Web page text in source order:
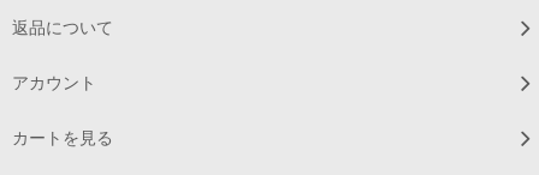
返品について
アカウント
カートを見る